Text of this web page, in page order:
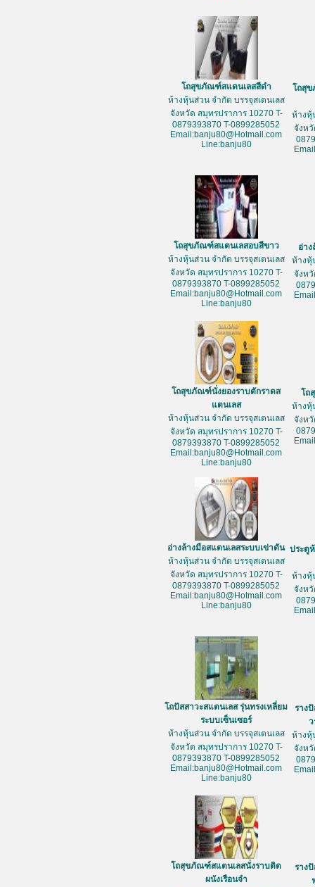
โถสุขภัณฑ์สแตนเลสสีดำ
ห้างหุ้นส่วน จำกัด บรรจุสเตนเลส
จังหวัด สมุทรปราการ 10270 T-
0879393870 T-0899285052
Email:banju80@Hotmail.com
Line:banju80
โถสุ
ห้างหุ้
จังห
โถสุขภัณฑ์สแตนเลสอบสีขาว
ห้างหุ้นส่วน จำกัด บรรจุสเตนเลส
จังหวัด สมุทรปราการ 10270 T-
0879393870 T-0899285052
Email:banju80@Hotmail.com
Line:banju80
อ่า
ห้างหุ้
จังห
โถสุขภัณฑ์นั่งยองราบตักราดส
แตนเลส
ห้างหุ้นส่วน จำกัด บรรจุสเตนเลส
จังหวัด สมุทรปราการ 10270 T-
0879393870 T-0899285052
Email:banju80@Hotmail.com
Line:banju80
โถ
ห้างหุ้
จังห
อ่างล้างมือสแตนเลสระบบเข่าดัน
ห้างหุ้นส่วน จำกัด บรรจุสเตนเลส
จังหวัด สมุทรปราการ 10270 T-
0879393870 T-0899285052
Email:banju80@Hotmail.com
Line:banju80
ประตู
ห้างหุ้
จังห
โถปัสสาวะสแตนเลส รุ่นทรงเหลี่ยม
ระบบเซ็นเซอร์
ห้างหุ้นส่วน จำกัด บรรจุสเตนเลส
จังหวัด สมุทรปราการ 10270 T-
0879393870 T-0899285052
Email:banju80@Hotmail.com
Line:banju80
ราง
ห้างหุ้
จังห
โถสุขภัณฑ์สแตนเลสนั่งราบติด
ผนังเรือนจำ
ราง